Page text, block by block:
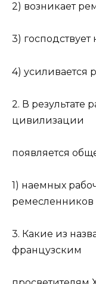
2) возникает
3) господствует
4) усиливается
2. В результате
цивилизации
появляется
1) наемных
ремесленников
3. Какие из
французским